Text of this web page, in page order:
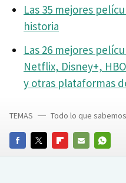
Las 35 mejores
historia
Las 26 mejores
Netflix, Disney+,
y otras plataformas
FACEBOOKTWITTERFLIPBOARD
E-
TEMAS Todo lo que sabemos